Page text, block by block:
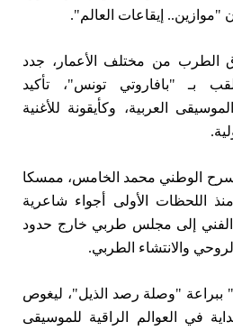
"موازين.. إيقاعات العالم".
الطرب من مختلف الأعمار، جدد
بـ "بافاروتي تونس"، تأكيد
العربية، وكأيقونة للأغنية
الوطني محمد الخامس، ممسكا
اللحظات الأولى أجواء شاعرية
الفني إلى مجلس طربي خارج حدود
والانتشاء الطربي.
"وصلة رصد الذيل"، ليغوص
في العوالم الراقية للموسيقى